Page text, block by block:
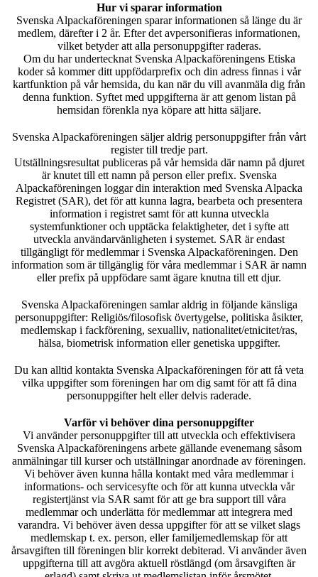
Hur vi sparar information
Svenska Alpackaföreningen sparar informationen så länge du är
medlem, därefter i 2 år. Efter det avpersonifieras informationen,
vilket betyder att alla personuppgifter raderas.
Om du har undertecknat Svenska Alpackaföreningens Etiska
koder så kommer ditt uppfödarprefix och din adress finnas i vår
kartfunktion på vår hemsida, du kan när du vill avanmäla dig från
denna funktion. Syftet med uppgifterna är att genom listan på
hemsidan förenkla nya köpare att hitta säljare.
Svenska Alpackaföreningen säljer aldrig personuppgifter från vårt
register till tredje part.
Utställningsresultat publiceras på vår hemsida där namn på djuret
är knutet till ett namn på person eller prefix. Svenska
Alpackaföreningen loggar din interaktion med Svenska Alpacka
Registret (SAR), det för att kunna lagra, bearbeta och presentera
information i registret samt för att kunna utveckla
systemfunktioner och upptäcka felaktigheter, det i syfte att
utveckla användarvänligheten i systemet. SAR är endast
tillgängligt för medlemmar i Svenska Alpackaföreningen. Den
information som är tillgänglig för våra medlemmar i SAR är namn
eller prefix på uppfödare samt ägare knutna till ett djur.
Svenska Alpackaföreningen samlar aldrig in följande känsliga
personuppgifter: Religiös/filosofisk övertygelse, politiska åsikter,
medlemskap i fackförening, sexualliv, nationalitet/etnicitet/ras,
hälsa, biometrisk information eller genetiska uppgifter.
Du kan alltid kontakta Svenska Alpackaföreningen för att få veta
vilka uppgifter som föreningen har om dig samt för att få dina
personuppgifter helt eller delvis raderade.
Varför vi behöver dina personuppgifter
Vi använder personuppgifter till att utveckla och effektivisera
Svenska Alpackaföreningens arbete gällande evenemang såsom
anmälningar till kurser och utställningar anordnade av föreningen.
Vi behöver även kunna hålla kontakt med våra medlemmar i
informations- och servicesyfte och för att kunna utveckla vår
registertjänst via SAR samt för att ge bra support till våra
medlemmar och underlätta för medlemmar att integrera med
varandra. Vi behöver även dessa uppgifter för att se vilket slags
medlemskap t. ex. person, eller familjemedlemskap för att
årsavgiften till föreningen blir korrekt debiterad. Vi använder även
uppgifterna till att avgöra aktuell röstlängd (om årsavgiften är